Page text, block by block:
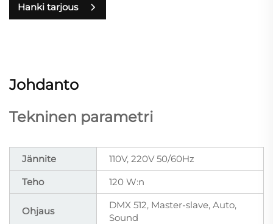
Hanki tarjous
Johdanto
Tekninen parametri
Jännite
110V, 220V 50/60Hz
Teho
120 W:n
Ohjaus
DMX 512, Master-slave, Auto,
Sound